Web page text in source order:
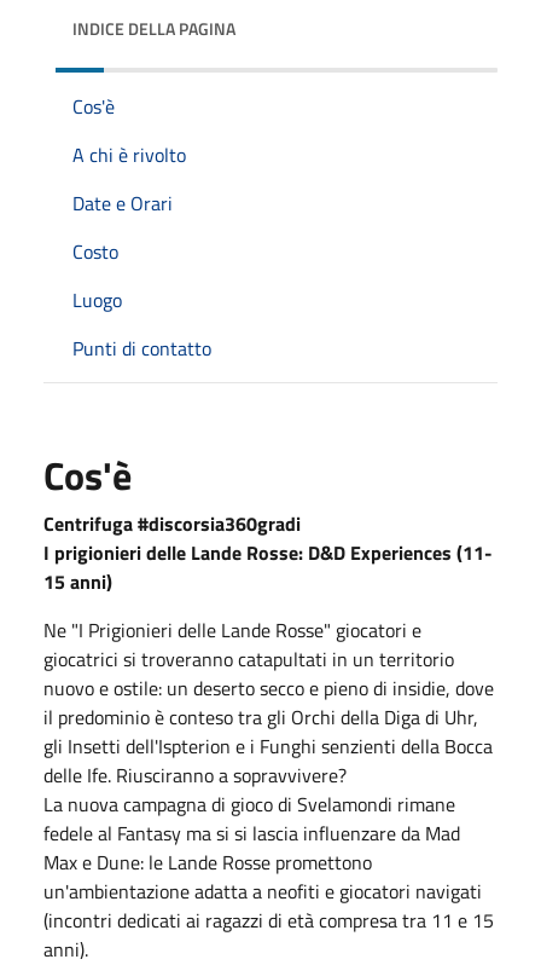
INDICE DELLA PAGINA
Cos'è
A chi è rivolto
Date e Orari
Costo
Luogo
Punti di contatto
Cos'è
Centrifuga #discorsia360gradi
I prigionieri delle Lande Rosse: D&D Experiences (11-
15 anni)
Ne "I Prigionieri delle Lande Rosse" giocatori e
giocatrici si troveranno catapultati in un territorio
nuovo e ostile: un deserto secco e pieno di insidie, dove
il predominio è conteso tra gli Orchi della Diga di Uhr,
gli Insetti dell'Ispterion e i Funghi senzienti della Bocca
delle Ife. Riusciranno a sopravvivere?
La nuova campagna di gioco di Svelamondi rimane
fedele al Fantasy ma si si lascia influenzare da Mad
Max e Dune: le Lande Rosse promettono
un'ambientazione adatta a neofiti e giocatori navigati
(incontri dedicati ai ragazzi di età compresa tra 11 e 15
anni).